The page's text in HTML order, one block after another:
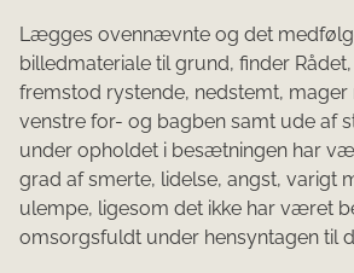
Lægges ovennævnte og det
billedmateriale til grund, finder Rådet,
fremstod rystende, nedstemt,
venstre for- og bagben samt ude af
under opholdet i besætningen har
grad af smerte, lidelse, angst, varigt
ulempe, ligesom det ikke har været
omsorgsfuldt under hensyntagen til